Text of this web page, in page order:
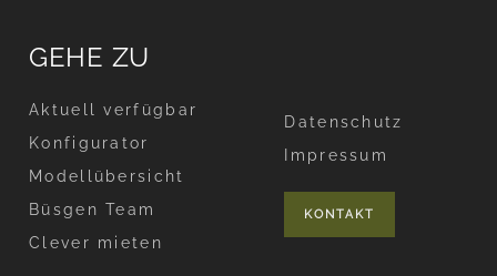
GEHE ZU
Aktuell verfügbar
Konfigurator
Modellübersicht
Büsgen Team
Clever mieten
Datenschutz
Impressum
KONTAKT